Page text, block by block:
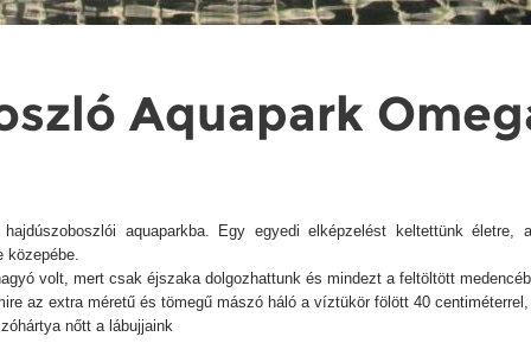
Aquapark
aquaparkba. Egy egyedi elképzelést keltettünk
közepébe.
volt, mert csak éjszaka dolgozhattunk és mindezt a feltöltött
az extra méretű és tömegű mászó háló a víztükör fölött 40
nőtt a lábujjaink